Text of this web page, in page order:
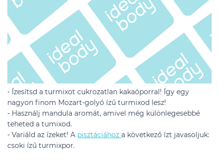
- Ízesítsd a turmixot cukrozatlan kakaóporral! Így egy
nagyon finom Mozart-golyó ízű turmixod lesz!
- Használj mandula aromát, amivel még különlegesebbé
teheted a tumixod.
- Variáld az ízeket! A pisztáciához a következő ízt javasoljuk:
csoki ízű turmixpor.